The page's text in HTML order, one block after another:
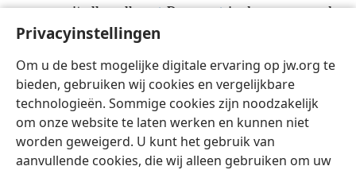
Privacyinstellingen
Om u de best mogelijke digitale ervaring op jw.org te
bieden, gebruiken wij cookies en vergelijkbare
technologieën. Sommige cookies zijn noodzakelijk
om onze website te laten werken en kunnen niet
worden geweigerd. U kunt het gebruik van
aanvullende cookies, die wij alleen gebruiken om uw
mensen uit alle volken.+Doop ze+in de naam van de
Vader en van de Zoon en van de heilige geest,
opgedragen.+ En weet: ik ben met jullie, alle dagen,
tot het einde van het tijdperk.’ +